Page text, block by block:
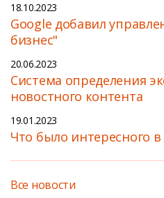
18.10.2023
Google добавил
бизнес"
20.06.2023
Cистема определения
новостного контента
19.01.2023
Что было интересного в
Все новости